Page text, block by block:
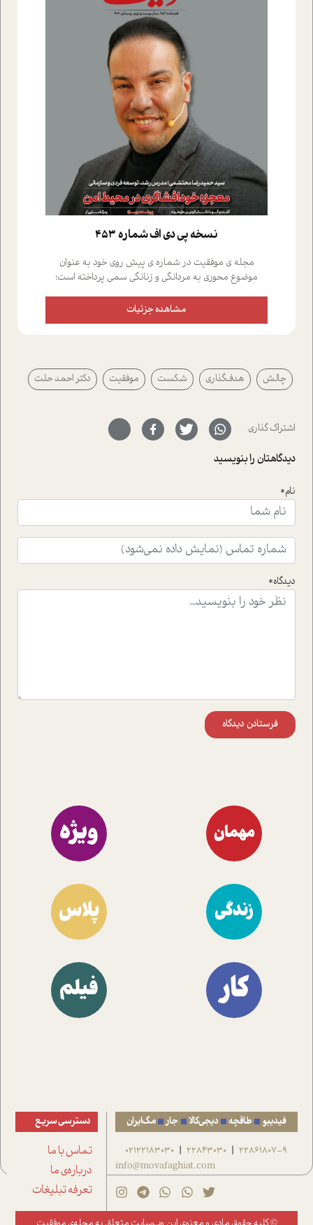
نسخه پي دي اف شماره 453
مجله ی موفقیت در شماره ی پیش روی خود به عنوان
موضوع محوری به مردانگی و زنانگی سمی پرداخته است؛
علیخواه، جامعه شناس در بخش های مختلف تلاش کرده ایم
از دریچه های گوناگون به این موضوع مهم بپردازیم.فصل
پیرامون آن آشنا می کند.در بخش دو فنجان داغ به سراغ افرادی
رفته ایم که موفقیت را در عمل به اثبات رسانده اند؛ سید
حمیدرضا محتشمی که بیست و پنجمین سال فعالیت حرفه
سر نهاده است و نیز کرامت عزیز زاده؛ سفیر صلح و دوستی که
با رکاب زدن در بیش از هفتاد کشور و کاشتن درخت، به نماد
حمایت از محیط زیست و منابع طبیعی تبدیل گشته
است.فصل روایت اجنبی ها در این شماره به دو موضوع
ای که به زندگی شگفت انگیز جین گودال و تاثیرات کاوش های
ایشان در حوزه ی شامپانزه ها بر زندگی امروزی ما نگاهی
افکنده است.فصل اتاق 333 شما را پای صحبت یک تجربه ی
واقعی در ارتباط با اختلال شخصیت اسکزوئید و مشکلات و نیز
راهکارهای حل آن قرار می دهد که در اتاق درمان اتفاق افتاده
موثرترین راهکارهای استفاده از هوش مصنوعی در حوزه های
مشاهده جزئیات
چالش هدف‌گذاری شکست موفقیت دکتر احمد حلت
اشتراک گذاری
دیدگاهتان را بنویسید
نام*
دیدگاه*
فرستادن دیدگاه
مهمان ویژه
زندگی پلاس
کار فیلم
فیدیبو طاقچه دیجی‌کالا جار مگ‌ایران
22861807-9
|
22843030
|
02122183030
info@movafaghiat.com
دسترسی سریع
تماس با ما
درباره‌ی ما
تعرفه تبلیغات